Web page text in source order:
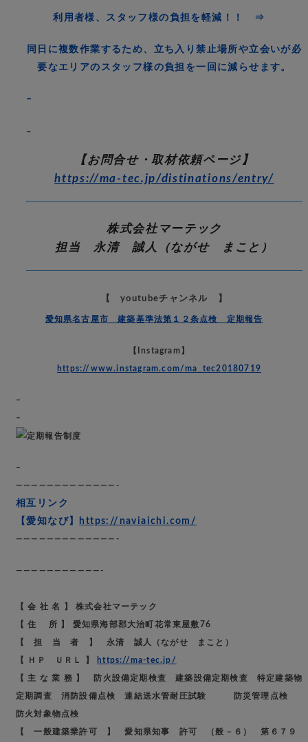
利用者様、スタッフ様の負担を軽減！！ ⇒
同日に複数作業するため、立ち入り禁止場所や立会いが必
要なエリアのスタッフ様の負担を一回に減らせます。
–
–
【お問合せ・取材依頼ページ】
https://ma-tec.jp/distinations/entry/
株式会社マーテック
担当 永清 誠人（ながせ まこと）
【 youtubeチャンネル 】
愛知県名古屋市 建築基準法第１２条点検 定期報告
【Instagram】
https://www.instagram.com/ma_tec20180719
–
–
–
—————————————-
相互リンク
【愛知なび】
https://naviaichi.com/
—————————————-
———————————-
【 会 社 名 】 株式会社マーテック
【 住 所 】 愛知県海部郡大治町花常東屋敷76
【 担 当 者 】 永清 誠人（ながせ まこと）
【 ＨＰ ＵＲＬ 】 https://ma-tec.jp/
【 主 な 業 務 】 防火設備定期検査 建築設備定期検査 特定建築物
定期調査 消防設備点検 連結送水管耐圧試験 防災管理点検
防火対象物点検
【 一般建築業許可 】 愛知県知事 許可 （般－６） 第６７９